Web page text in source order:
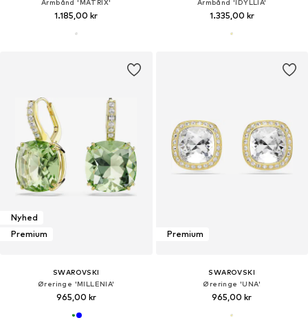
Armbånd 'MATRIX'
1.185,00 kr
Armbånd 'IDYLLIA'
1.335,00 kr
Nyhed
Premium
SWAROVSKI
Øreringe 'MILLENIA'
965,00 kr
Premium
SWAROVSKI
Øreringe 'UNA'
965,00 kr